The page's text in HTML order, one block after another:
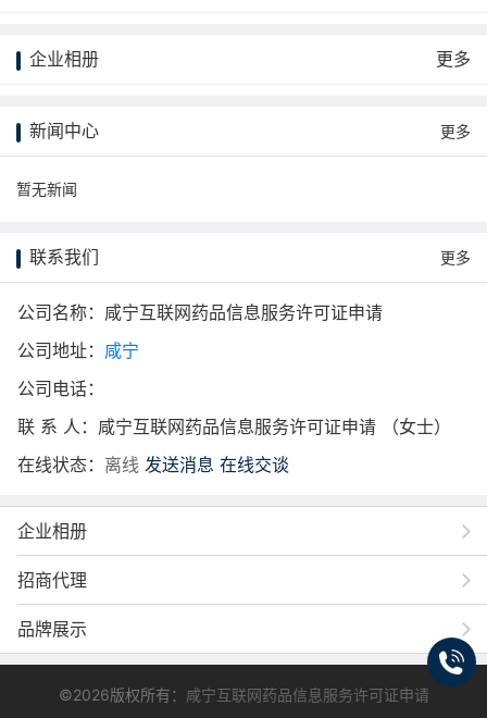
企业相册 更多
新闻中心 更多
暂无新闻
联系我们 更多
公司名称：咸宁互联网药品信息服务许可证申请
公司地址： 咸宁
公司电话：
联 系 人：咸宁互联网药品信息服务许可证申请 （女士）
在线状态： 离线 发送消息 在线交谈
企业相册
招商代理
品牌展示
©2026版权所有： 咸宁互联网药品信息服务许可证申请